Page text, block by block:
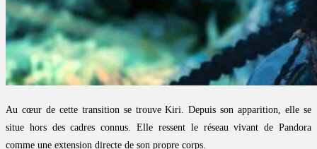
Au cœur de cette transition se trouve Kiri. Depuis son apparition, elle se
situe hors des cadres connus. Elle ressent le réseau vivant de Pandora
comme une extension directe de son propre corps.